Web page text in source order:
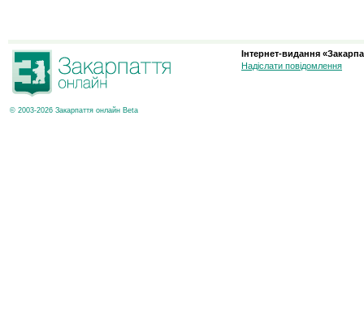
© 2003-2026 Закарпаття онлайн Beta
Інтернет-видання
Надіслати повідомлення